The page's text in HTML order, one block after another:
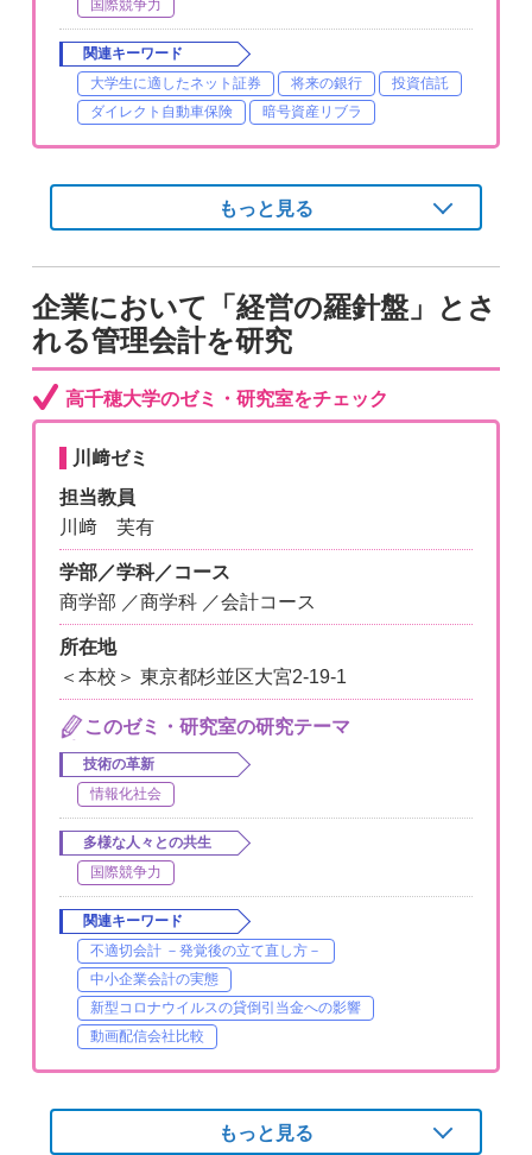
国際競争力
関連キーワード
大学生に適したネット証券
将来の銀行
投資信託
ダイレクト自動車保険
暗号資産リブラ
もっと見る
企業において「経営の羅針盤」とさ
れる管理会計を研究
高千穂大学のゼミ・研究室をチェック
川﨑ゼミ
担当教員
川﨑 芙有
学部／学科／コース
商学部 ／商学科 ／会計コース
所在地
＜本校＞ 東京都杉並区大宮2-19-1
このゼミ・研究室の研究テーマ
技術の革新
情報化社会
多様な人々との共生
国際競争力
関連キーワード
不適切会計 －発覚後の立て直し方－
中小企業会計の実態
新型コロナウイルスの貸倒引当金への影響
動画配信会社比較
もっと見る